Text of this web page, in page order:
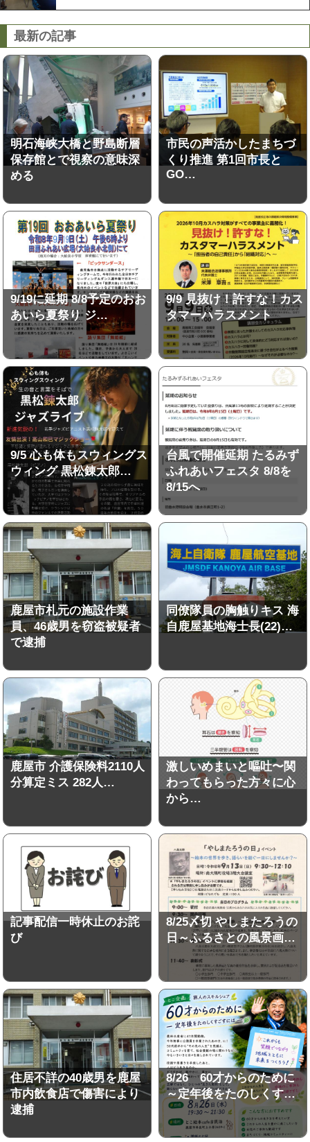
最新の記事
明石海峡大橋と野島断層
保存館とで視察の意味深
める
市民の声活かしたまちづ
くり推進 第1回市長と
GO…
9/19に延期 8/8予定のおお
あいら夏祭り ジ…
9/9 見抜け！許すな！カス
タマーハラスメント
9/5 心も体もスウィングス
ウィング 黒松錬太郎…
台風で開催延期 たるみず
ふれあいフェスタ 8/8を
8/15へ
鹿屋市札元の施設作業
員、46歳男を窃盗被疑者
で逮捕
同僚隊員の胸触りキス 海
自鹿屋基地海士長(22)…
鹿屋市 介護保険料2110人
分算定ミス 282人…
激しいめまいと嘔吐〜関
わってもらった方々に心
から…
記事配信一時休止のお詫
び
8/25〆切 やしまたろうの
日～ふるさとの風景画…
住居不詳の40歳男を鹿屋
市内飲食店で傷害により
逮捕
8/26 60才からのために
～定年後をたのしくす…